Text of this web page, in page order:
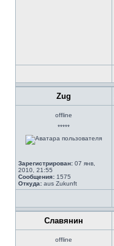
Zug
offline
*****
Зарегистрирован: 07 янв,
2010, 21:55
Сообщения: 1575
Откуда: aus Zukunft
Славянин
offline